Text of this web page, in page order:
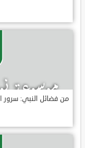
من فضائل النبي: سرور